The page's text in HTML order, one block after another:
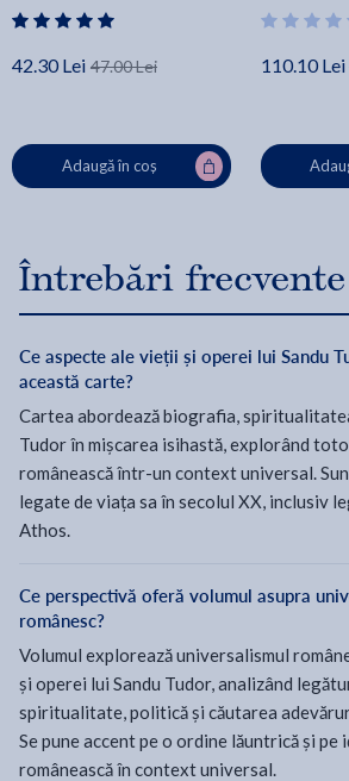
42.30 Lei 47.00 Lei
Adaugă în coș
110.10 Lei
Întrebări frecvente
Ce aspecte ale vieții și operei lui Sandu
această carte?
Cartea abordează biografia,
Tudor în mișcarea isihastă, explorând
românească într-un context universal.
legate de viața sa în secolul XX, inclusiv
Athos.
Ce perspectivă oferă volumul asupra
românesc?
Volumul explorează universalismul
și operei lui Sandu Tudor, analizând
spiritualitate, politică și căutarea
Se pune accent pe o ordine lăuntrică și pe
românească în context universal.